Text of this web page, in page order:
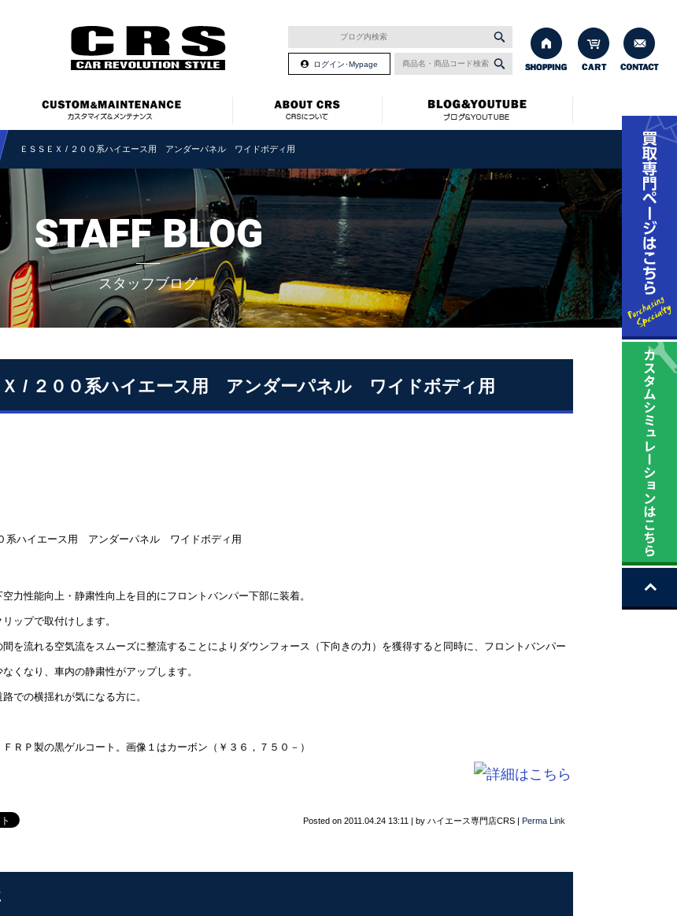
ログイン･Mypage
ＥＳＳＥＸ / ２００系ハイエース用 アンダーパネル ワイドボディ用
STAFF BLOG
スタッフブログ
Ｘ / ２００系ハイエース用 アンダーパネル ワイドボディ用
系ハイエース用 アンダーパネル ワイドボディ用
力性能向上・静粛性向上を目的にフロントバンパー下部に装着。
ップで取付けします。
を流れる空気流をスムーズに整流することによりダウンフォース（下向きの力）を獲得すると同時に、フロントバンパー
くなり、車内の静粛性がアップします。
での横揺れが気になる方に。
ＲＰ製の黒ゲルコート。画像１はカーボン（￥３６，７５０－）
Posted on 2011.04.24 13:11 | by ハイエース専門店CRS | Perma Link